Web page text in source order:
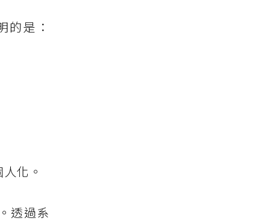
是：
化。
透過系